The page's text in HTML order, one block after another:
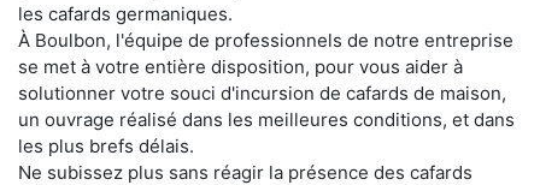
les cafards germaniques.
À Boulbon, l'équipe de professionnels de notre entreprise
se met à votre entière disposition, pour vous aider à
solutionner votre souci d'incursion de cafards de maison,
un ouvrage réalisé dans les meilleures conditions, et dans
les plus brefs délais.
Ne subissez plus sans réagir la présence des cafards